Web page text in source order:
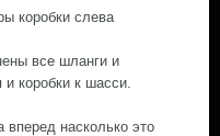
коробки слева
все шланги и
коробки к шасси.
вперед насколько это